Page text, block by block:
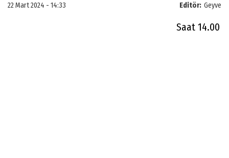
Editör: Geyve
22 Mart 2024 - 14:33
Saat 14.00